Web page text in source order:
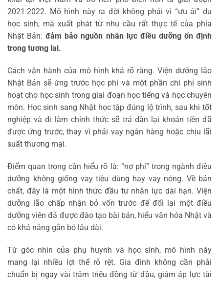
2021-2022. Mô hình này ra đời không phải vì “ưu ái” du
học sinh, mà xuất phát từ nhu cầu rất thực tế của phía
Nhật Bản:đảm bảo nguồn nhân lực điều dưỡng ổn định
trong tương lai.
Cách vận hành của mô hình khá rõ ràng. Viện dưỡng lão
Nhật Bản sẽ ứng trước học phí và một phần chi phí sinh
hoạt cho học sinh trong giai đoạn học tiếng và học chuyên
môn. Học sinh sang Nhật học tập đúng lộ trình, sau khi tốt
nghiệp và đi làm chính thức sẽ trả dần lại khoản tiền đã
được ứng trước, thay vì phải vay ngân hàng hoặc chịu lãi
suất thương mại.
Điểm quan trọng cần hiểu rõ là: “nợ phí” trong ngành điều
dưỡng không giống vay tiêu dùng hay vay nóng. Về bản
chất, đây là một hình thức đầu tư nhân lực dài hạn. Viện
dưỡng lão chấp nhận bỏ vốn trước để đổi lại một điều
dưỡng viên đã được đào tạo bài bản, hiểu văn hóa Nhật và
có khả năng gắn bó lâu dài.
Từ góc nhìn của phụ huynh và học sinh, mô hình này
mang lại nhiều lợi thế rõ rệt. Gia đình không cần phải
chuẩn bị ngay vài trăm triệu đồng từ đầu, giảm áp lực tài